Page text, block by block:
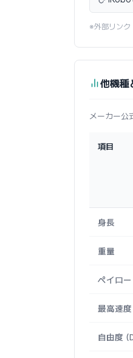
※外部リンク
他機種
メーカー公
項目
身長
重量
ペイロ
最高速度
自由度